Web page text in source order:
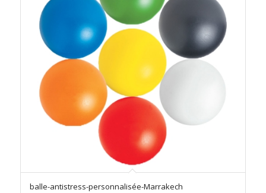
balle-antistress-personnalisée-Marrakech